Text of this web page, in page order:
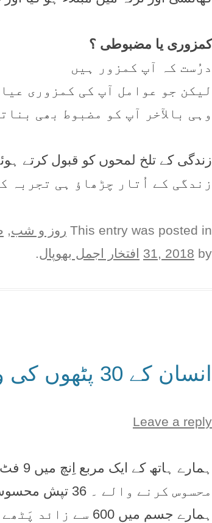
کمزوری یا مضبوطی ؟
درُست کہ آپ کمزور ہیں
لیکن جو عوامل آپ کی کمزوری
وہی بالآخر آپ کو مضبوط بھی
زندگی کے تلخ لمحوں کو قبول کرتے
زندگی کے اُتار چڑھاؤ ہی تجربہ
This entry was posted in روز و شب,
31, 2018 by افتخار اجمل بھوپال.
انسان کے 30 پٹھوں کی ورزش
Leave a reply
محسوس کرنے والے ۔ 36 تپش محسوس کرنے والے اور 75 دباؤ محسوس کرنے والے ہیں
ہمارے جسم میں 600 سے زائد پَٹھے ہیں